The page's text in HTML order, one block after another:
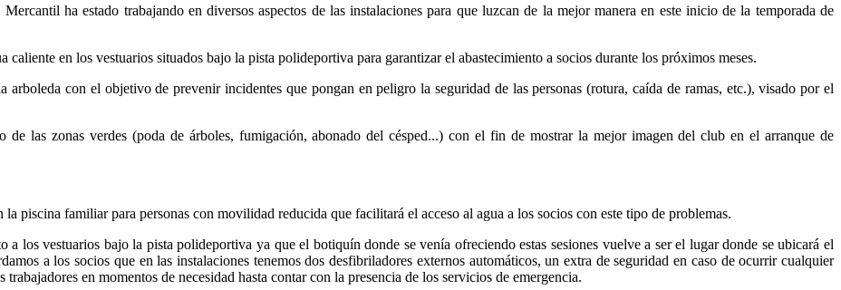
ha estado trabajando en diversos aspectos de las instalaciones para que luzcan de la mejor manera en este inicio de la temporada de
caliente en los vestuarios situados bajo la pista polideportiva para garantizar el abastecimiento a socios durante los próximos meses.
arboleda con el objetivo de prevenir incidentes que pongan en peligro la seguridad de las personas (rotura, caída de ramas, etc.), visado por el
de las zonas verdes (poda de árboles, fumigación, abonado del césped...) con el fin de mostrar la mejor imagen del club en el arranque de
piscina familiar para personas con movilidad reducida que facilitará el acceso al agua a los socios con este tipo de problemas.
los vestuarios bajo la pista polideportiva ya que el botiquín donde se venía ofreciendo estas sesiones vuelve a ser el lugar donde se ubicará el
a los socios que en las instalaciones tenemos dos desfibriladores externos automáticos, un extra de seguridad en caso de ocurrir cualquier
en momentos de necesidad hasta contar con la presencia de los servicios de emergencia.